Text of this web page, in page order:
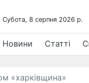
Субота, 8 серпня 2026 р.
Новини Статті
«харківщина»